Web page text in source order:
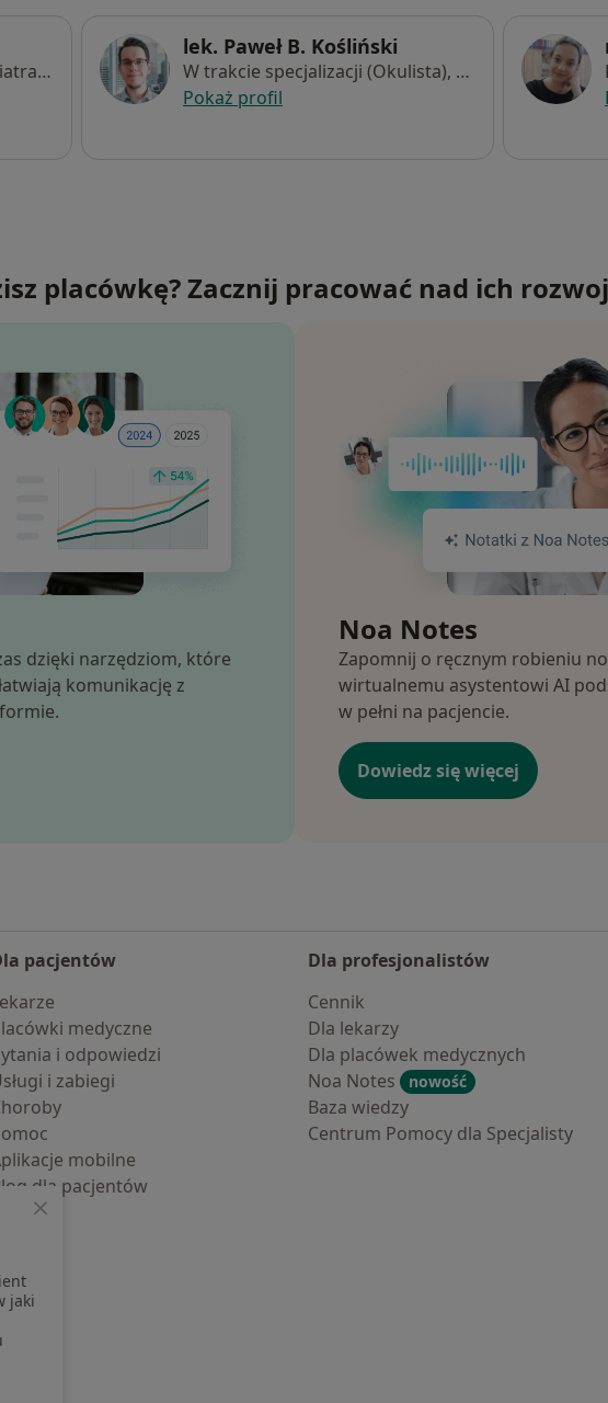
W trakcie specjalizacji (Psychiatra), Opole
lek. Paweł B. Kośliński
W trakcie specjalizacji (Okulista), Wrocław
Pokaż profil
placówkę? Zacznij pracować nad ich
dzięki narzędziom, które
komunikację z
Noa Notes
Zapomnij o ręcznym robieniu
wirtualnemu asystentowi AI
w pełni na pacjencie.
Dowiedz się więcej
pacjentów
medyczne
i odpowiedzi
i zabiegi
mobilne
dla pacjentów
Dla profesjonalistów
Cennik
Dla lekarzy
Dla placówek medycznych
Noa Notes
nowość
Baza wiedzy
Centrum Pomocy dla Specjalisty
jaki